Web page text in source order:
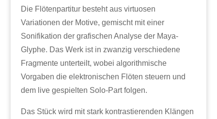
Die Flötenpartitur besteht aus virtuosen
Variationen der Motive, gemischt mit einer
Sonifikation der grafischen Analyse der Maya-
Glyphe. Das Werk ist in zwanzig verschiedene
Fragmente unterteilt, wobei algorithmische
Vorgaben die elektronischen Flöten steuern und
dem live gespielten Solo-Part folgen.
Das Stück wird mit stark kontrastierenden Klängen